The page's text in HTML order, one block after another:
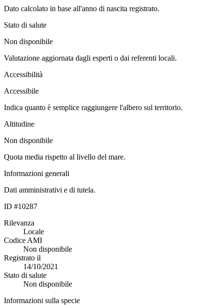
Dato calcolato in base all'anno di nascita registrato.
Stato di salute
Non disponibile
Valutazione aggiornata dagli esperti o dai referenti locali.
Accessibilità
Accessibile
Indica quanto è semplice raggiungere l'albero sul territorio.
Altitudine
Non disponibile
Quota media rispetto al livello del mare.
Informazioni generali
Dati amministrativi e di tutela.
ID #10287
Rilevanza
Locale
Codice AMI
Non disponibile
Registrato il
14/10/2021
Stato di salute
Non disponibile
Informazioni sulla specie